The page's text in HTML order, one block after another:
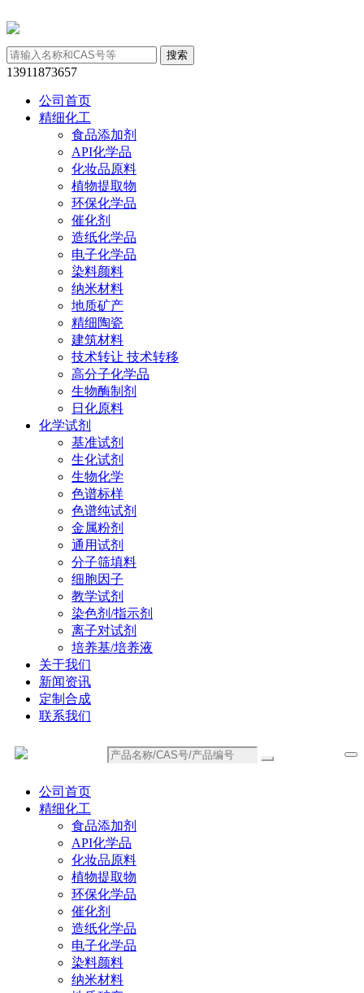
13911873657
公司首页
精细化工
食品添加剂
API化学品
化妆品原料
植物提取物
环保化学品
催化剂
造纸化学品
电子化学品
染料颜料
纳米材料
地质矿产
精细陶瓷
建筑材料
技术转让 技术转移
高分子化学品
生物酶制剂
日化原料
化学试剂
基准试剂
生化试剂
生物化学
色谱标样
色谱纯试剂
金属粉剂
通用试剂
分子筛填料
细胞因子
教学试剂
染色剂/指示剂
离子对试剂
培养基/培养液
关于我们
新闻资讯
定制合成
联系我们
公司首页
精细化工
食品添加剂
API化学品
化妆品原料
植物提取物
环保化学品
催化剂
造纸化学品
电子化学品
染料颜料
纳米材料